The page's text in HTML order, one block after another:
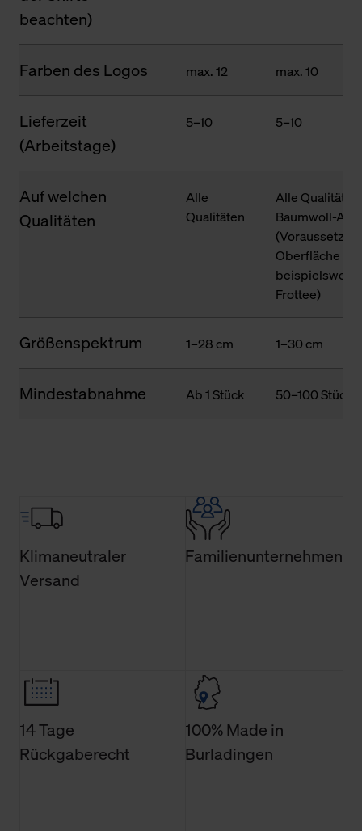
beachten)
Farben des Logos max. 12 max. 10
Lieferzeit
(Arbeitstage)
5–10 5–10
Auf welchen
Qualitäten
Alle
Qualitäten
Alle
Baumwoll-
Oberfläche
Frottee)
Größenspektrum 1–28 cm 1–30 cm
Mindestabnahme Ab 1 Stück 50–100 Stück
Klimaneutraler
Versand
Familienunternehmen
14 Tage
Rückgaberecht
100% Made in
Burladingen